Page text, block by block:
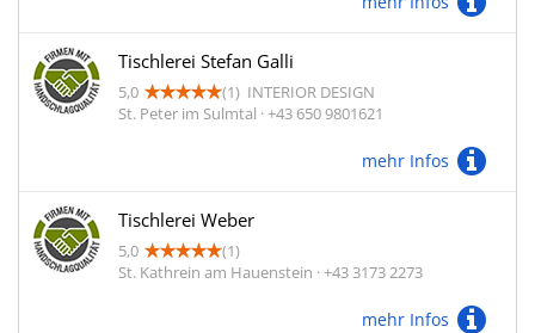
Tischlerei Stefan Galli
5,0 (1) INTERIOR DESIGN
St. Peter im Sulmtal · +43 650 9801621
mehr Infos
Tischlerei Weber
5,0
(1)
St. Kathrein am Hauenstein · +43 3173 2273
mehr Infos